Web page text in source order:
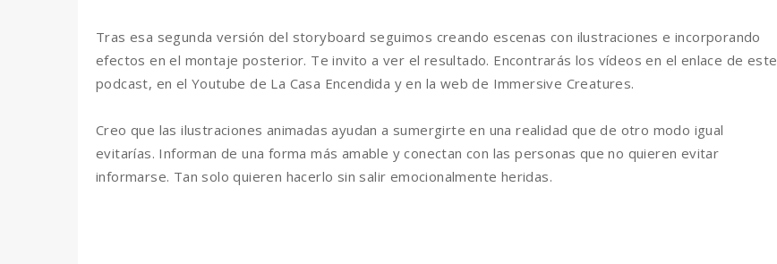
Tras esa segunda versión del storyboard seguimos creando escenas con ilustraciones e incorporando
efectos en el montaje posterior. Te invito a ver el resultado. Encontrarás los vídeos en el enlace de este
podcast, en el Youtube de La Casa Encendida y en la web de Immersive Creatures.
Creo que las ilustraciones animadas ayudan a sumergirte en una realidad que de otro modo igual
evitarías. Informan de una forma más amable y conectan con las personas que no quieren evitar
informarse. Tan solo quieren hacerlo sin salir emocionalmente heridas.